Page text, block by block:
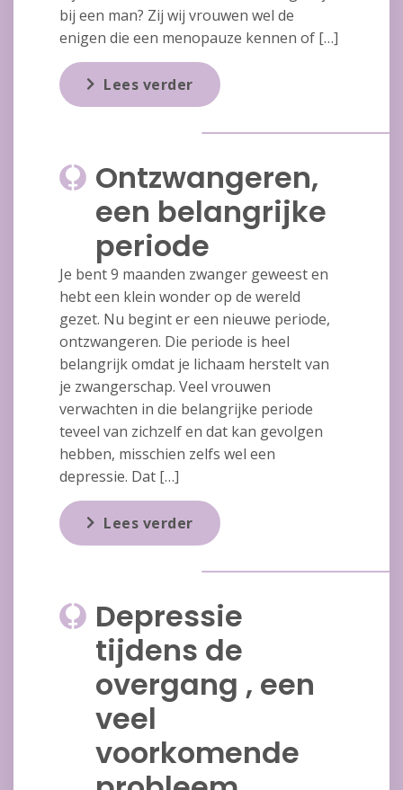
bij een man? Zij wij vrouwen wel de
enigen die een menopauze kennen of […]
Lees verder
Ontzwangeren,
een belangrijke
periode
Je bent 9 maanden zwanger geweest en
hebt een klein wonder op de wereld
gezet. Nu begint er een nieuwe periode,
ontzwangeren. Die periode is heel
belangrijk omdat je lichaam herstelt van
je zwangerschap. Veel vrouwen
verwachten in die belangrijke periode
teveel van zichzelf en dat kan gevolgen
hebben, misschien zelfs wel een
depressie. Dat […]
Lees verder
Depressie
tijdens de
overgang , een
veel
voorkomende